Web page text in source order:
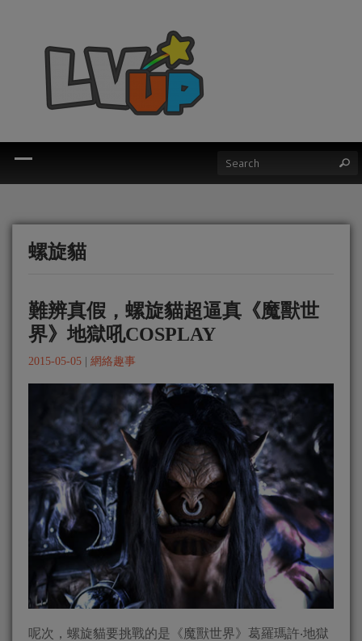
螺旋貓
難辨真假，螺旋貓超逼真《魔獸世
界》地獄吼COSPLAY
2015-05-05 網絡趣事
呢次，螺旋貓要挑戰的是《魔獸世界》葛羅瑪許‧地獄